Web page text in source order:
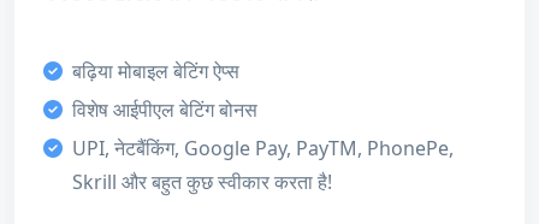
Bitcoin
बोनस कोड
हमारा स्कोर
बोनस
बढ़िया मोबाइल बेटिंग ऐप्स
विशेष आईपीएल बेटिंग बोनस
UPI, नेटबैंकिंग, Google Pay, PayTM, PhonePe,
Skrill और बहुत कुछ स्वीकार करता है!